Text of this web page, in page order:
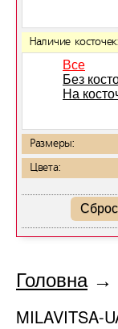
Наличие косточек:
Все
Без
На
Размеры:
Цвета:
Головна→
MILAVITSA-